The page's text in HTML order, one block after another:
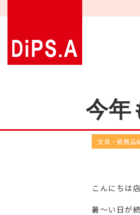
今年
文具・紙商品
こんにちは
暑～い日が